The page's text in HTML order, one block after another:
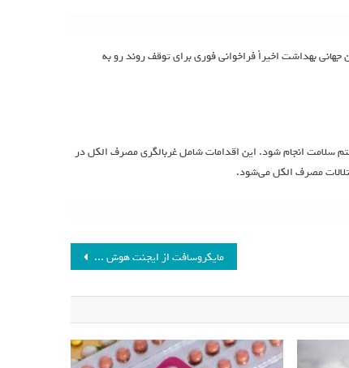
بهداشت اخیراً فراخوانی فوری برای توقف روند رو به
سلامت انجام شود. این اقدامات شامل غربالگری مصرف الکل در
مصرف الکل می‌شود.
مایکروسافت از ایجنت هوش مصنوعی برای تولید اکسل و ورد رونمایی کرد_فرنگی